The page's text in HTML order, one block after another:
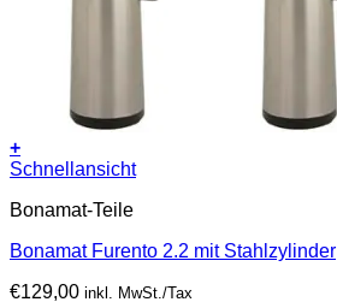
+
Schnellansicht
Bonamat-Teile
Bonamat Furento 2.2 mit Stahlzylinder
€129,00 inkl. MwSt./Tax